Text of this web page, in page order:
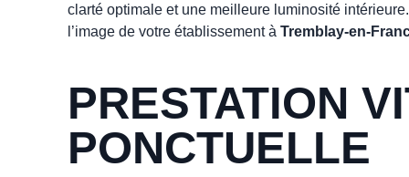
clarté optimale et une meilleure luminosité
l’image de votre établissement àTremblay-en-
PRESTATION
PONCTUELLE